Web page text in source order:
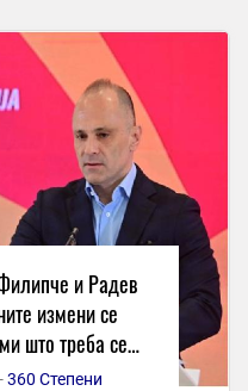
и Радев
измени се
што треба се
360 Степени